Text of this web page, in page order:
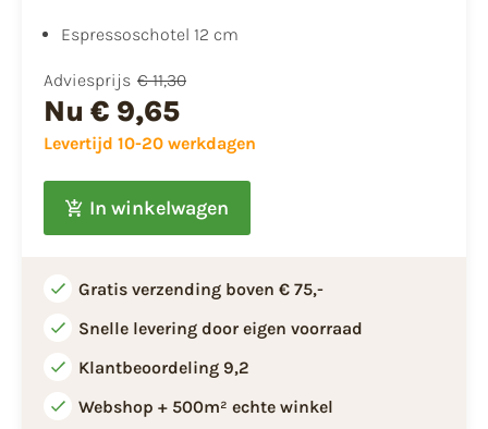
Espressoschotel 12 cm
Adviesprijs € 11,30
Nu € 9,65
Levertijd 10-20 werkdagen
In winkelwagen
Gratis verzending boven € 75,-
Snelle levering door eigen voorraad
Klantbeoordeling 9,2
Webshop + 500m² echte winkel